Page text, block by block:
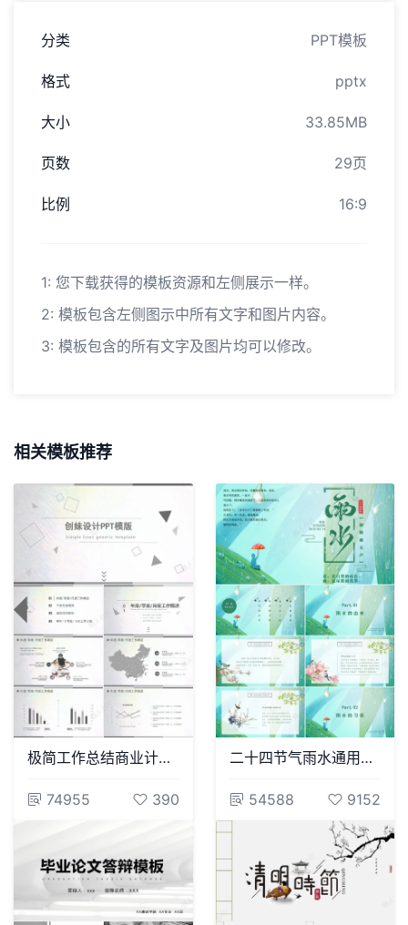
分类 PPT模板
格式 pptx
大小 33.85MB
页数 29页
比例 16:9
1: 您下载获得的模板资源和左侧展示一样。
2: 模板包含左侧图示中所有文字和图片内容。
3: 模板包含的所有文字及图片均可以修改。
相关模板推荐
极简工作总结商业计划书工作汇报PPT模板
74955 390
二十四节气雨水通用PPT模板(14)
54588 9152